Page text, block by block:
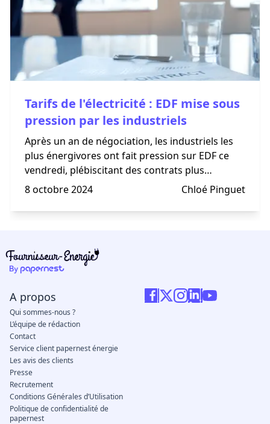
Tarifs de l'électricité : EDF mise sous
pression par les industriels
Après un an de négociation, les industriels les
plus énergivores ont fait pression sur EDF ce
vendredi, plébiscitant des contrats plus
équilibrés.
8 octobre 2024 Chloé Pinguet
A propos
Qui sommes-nous ?
L’équipe de rédaction
Contact
Service client papernest énergie
Les avis des clients
Presse
Recrutement
Conditions Générales d’Utilisation
Politique de confidentialité de
papernest